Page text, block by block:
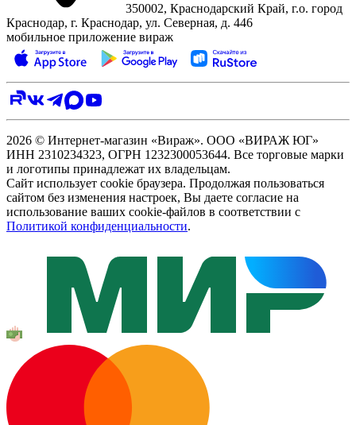
350002, Краснодарский Край, г.о. город
Краснодар, г. Краснодар, ул. Северная, д. 446
мобильное приложение вираж
2026 © Интернет-магазин «Вираж». ООО «ВИРАЖ ЮГ»
ИНН 2310234323, ОГРН 1232300053644. Все торговые марки
и логотипы принадлежат их владельцам.
Сайт использует cookie браузера. Продолжая пользоваться
сайтом без изменения настроек, Вы даете согласие на
использование ваших cookie-файлов в соответствии с
Политикой конфиденциальности.